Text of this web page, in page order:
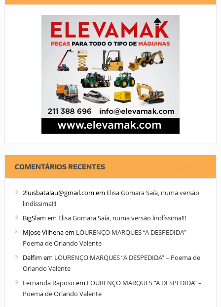
COMENTÁRIOS RECENTES
2luisbatalau@gmail.com em Elisa Gomara Saía, numa versão
lindíssima!!!
BigSlam em Elisa Gomara Saía, numa versão lindíssima!!!
MJose Vilhenaem LOURENÇO MARQUES “A DESPEDIDA” –
Poema de Orlando Valente
Delfim em LOURENÇO MARQUES “A DESPEDIDA” – Poema de
Orlando Valente
Fernanda Raposo em LOURENÇO MARQUES “A DESPEDIDA” –
Poema de Orlando Valente